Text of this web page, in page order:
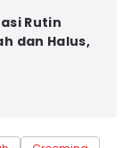
Rutin
dan Halus,